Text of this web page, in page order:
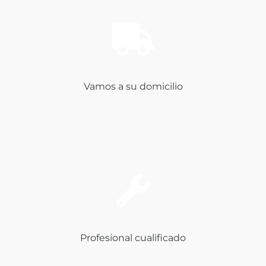
Vamos a su domicilio
Profesional cualificado